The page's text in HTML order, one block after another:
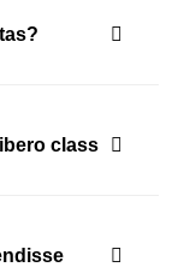
class